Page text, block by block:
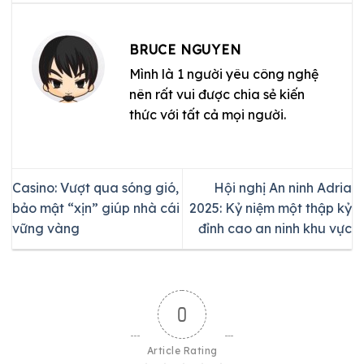
BRUCE NGUYEN
Mình là 1 người yêu công nghệ
nên rất vui được chia sẻ kiến
thức với tất cả mọi người.
Casino: Vượt qua sóng gió,
bảo mật “xịn” giúp nhà cái
vững vàng
Hội nghị An ninh Adria
2025: Kỷ niệm một thập kỷ
đỉnh cao an ninh khu vực
0
Article Rating